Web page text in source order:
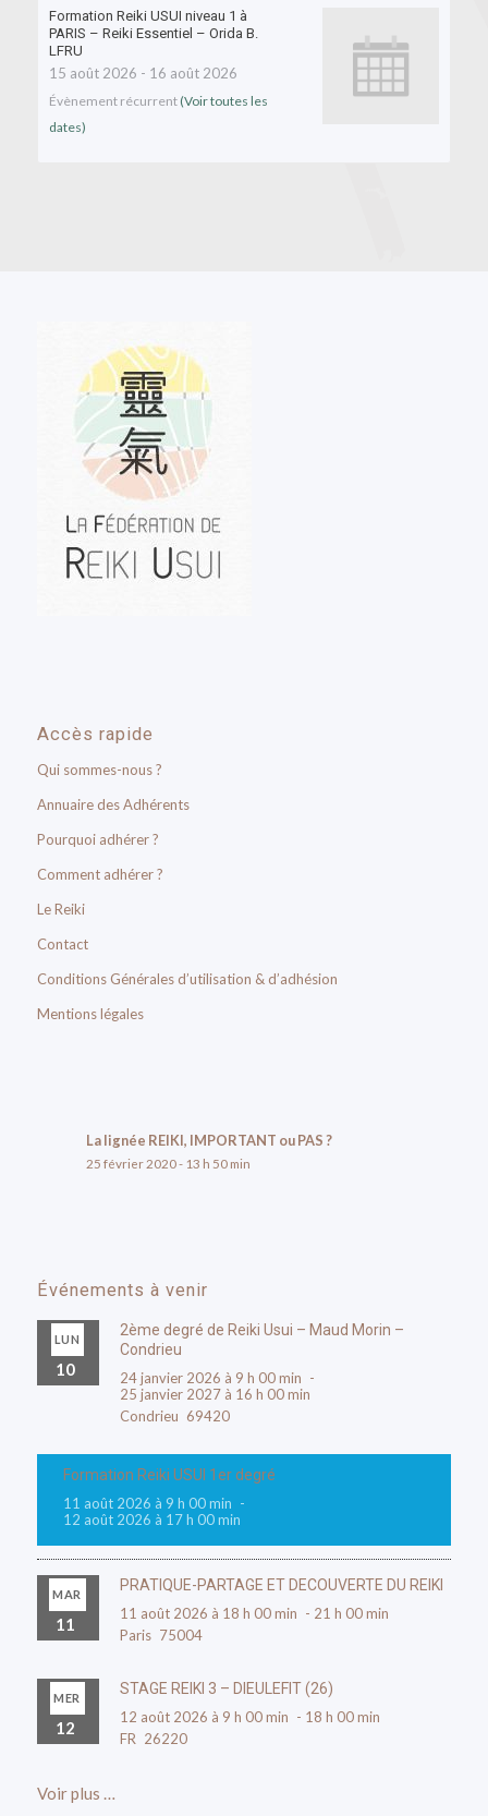
Formation Reiki USUI niveau 1 à
PARIS – Reiki Essentiel – Orida B.
LFRU
15 août 2026 - 16 août 2026
Évènement récurrent (Voir toutes les
dates)
Accès rapide
Qui sommes-nous ?
Annuaire des Adhérents
Pourquoi adhérer ?
Comment adhérer ?
Le Reiki
Contact
Conditions Générales d’utilisation & d’adhésion
Mentions légales
La lignée REIKI, IMPORTANT ou PAS ?
25 février 2020 - 13 h 50 min
Événements à venir
LUN
10
2ème degré de Reiki Usui – Maud Morin –
Condrieu
24 janvier 2026 à 9 h 00 min -
25 janvier 2027 à 16 h 00 min
Condrieu 69420
Formation Reiki USUI 1er degré
11 août 2026 à 9 h 00 min -
12 août 2026 à 17 h 00 min
MAR
11
PRATIQUE-PARTAGE ET DECOUVERTE DU REIKI
11 août 2026 à 18 h 00 min - 21 h 00 min
Paris 75004
MER
12
STAGE REIKI 3 – DIEULEFIT (26)
12 août 2026 à 9 h 00 min - 18 h 00 min
FR 26220
Voir plus …